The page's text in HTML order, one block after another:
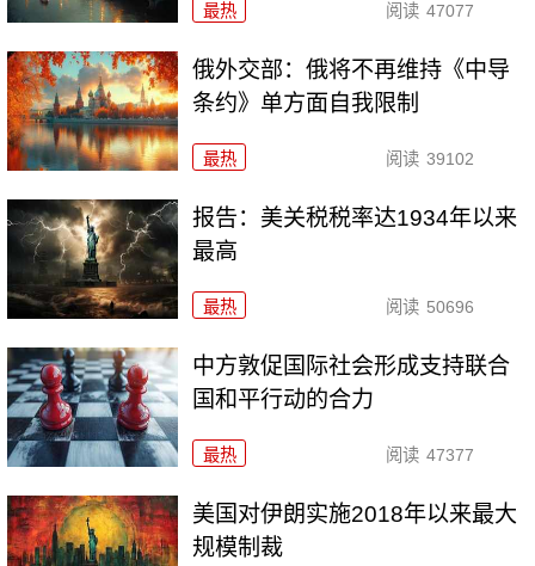
最热 阅读 47077
俄外交部：俄将不再维持《中导
条约》单方面自我限制
最热 阅读 39102
报告：美关税税率达1934年以来
最高
最热 阅读 50696
中方敦促国际社会形成支持联合
国和平行动的合力
最热 阅读 47377
美国对伊朗实施2018年以来最大
规模制裁